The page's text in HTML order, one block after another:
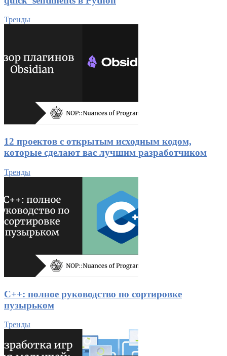
Тренды
12 проектов с открытым исходным кодом,
которые сделают вас лучшим разработчиком
Тренды
C++: полное руководство по сортировке
пузырьком
Тренды